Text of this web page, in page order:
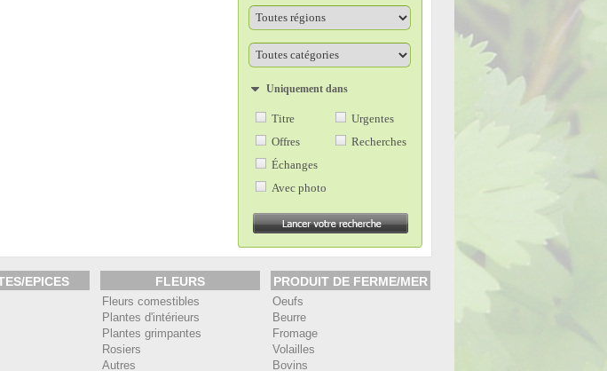
Uniquement dans
Titre
Offres
Échanges
Avec photo
Urgentes
Recherches
EPICES FLEURS
Fleurs comestibles
Plantes d'intérieurs
Plantes grimpantes
Rosiers
Autres
PRODUIT DE FERME/MER
Oeufs
Beurre
Fromage
Volailles
Bovins